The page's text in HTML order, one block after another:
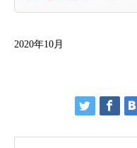
2020年10月